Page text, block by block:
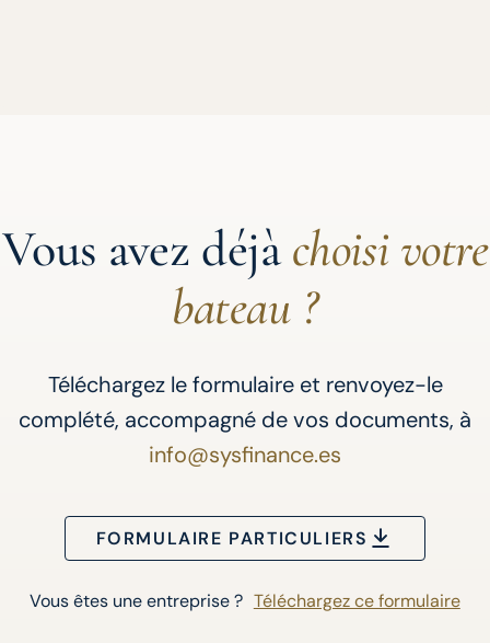
Vous avez déjàchoisi votre
bateau ?
Téléchargez le formulaire et renvoyez-le
complété, accompagné de vos documents, à
info@sysfinance.es
FORMULAIRE PARTICULIERS
Vous êtes une entreprise ? Téléchargez ce formulaire